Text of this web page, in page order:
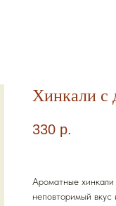
Хинкали
330 р.
Ароматные
неповторимый вкус